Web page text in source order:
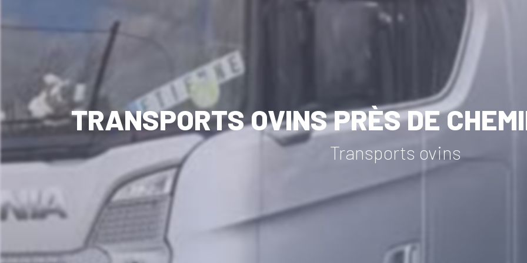
TRANSPORTS OVINS PRÈS DE
Transports ovins